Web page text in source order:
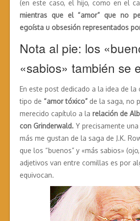
(en este caso, el hijo, como en el
mientras que el “amor” que no
egoísta u obsesión representados
Nota al pie: los
«sabios» también se
En este post dedicado a la idea de la
tipo de “amor tóxico” de la saga, no
merecido capítulo a la relación de
con Grinderwald. Y precisamente
más me gustan de la saga de J.K.
que los “buenos” y «más sabios»
adjetivos van entre comillas es por
equivocan.